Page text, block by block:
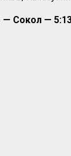
— Сокол —